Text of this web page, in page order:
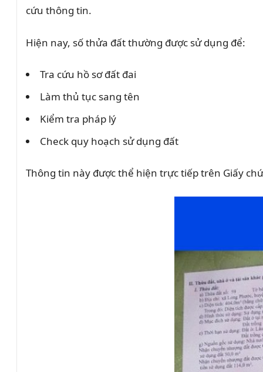
cứu thông tin.
Hiện nay, số thửa đất thường được sử dụng để:
Tra cứu hồ sơ đất đai
Làm thủ tục sang tên
Kiểm tra pháp lý
Check quy hoạch sử dụng đất
Thông tin này được thể hiện trực tiếp trên Giấy